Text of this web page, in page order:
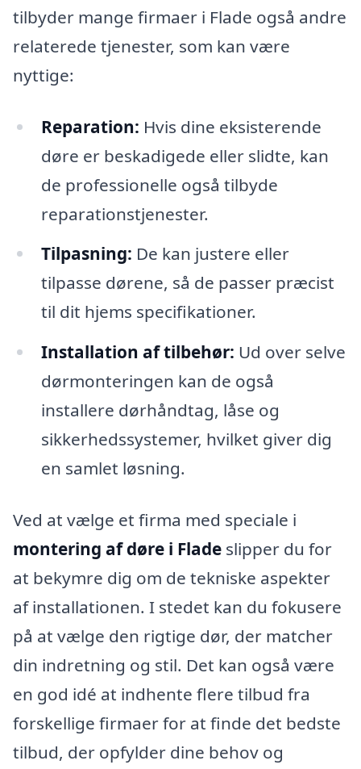
tilbyder mange firmaer i Flade også andre
relaterede tjenester, som kan være
nyttige:
Reparation: Hvis dine eksisterende
døre er beskadigede eller slidte, kan
de professionelle også tilbyde
reparationstjenester.
Tilpasning: De kan justere eller
tilpasse dørene, så de passer præcist
til dit hjems specifikationer.
Installation af tilbehør: Ud over selve
dørmonteringen kan de også
installere dørhåndtag, låse og
sikkerhedssystemer, hvilket giver dig
en samlet løsning.
Ved at vælge et firma med speciale i
montering af døre i Flade slipper du for
at bekymre dig om de tekniske aspekter
af installationen. I stedet kan du fokusere
på at vælge den rigtige dør, der matcher
din indretning og stil. Det kan også være
en god idé at indhente flere tilbud fra
forskellige firmaer for at finde det bedste
tilbud, der opfylder dine behov og